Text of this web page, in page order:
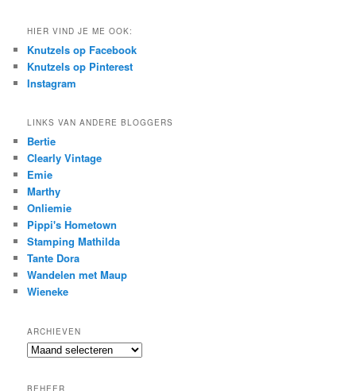
HIER VIND JE ME OOK:
Knutzels op Facebook
Knutzels op Pinterest
Instagram
LINKS VAN ANDERE BLOGGERS
Bertie
Clearly Vintage
Emie
Marthy
Onliemie
Pippi's Hometown
Stamping Mathilda
Tante Dora
Wandelen met Maup
Wieneke
ARCHIEVEN
Archieven